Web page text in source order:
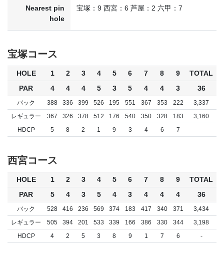
Nearest pin
hole
宝塚：9 西宮：6 芦屋：2 六甲：7
宝塚コース
HOLE 1 2 3 4 5 6 7 8 9
TOTAL
PAR
4 4 4 5 3 5 4 4 3 36
バック 388 336 399 526 195 551 367 353 222
3,337
レギュラー
367 326 378 512 176 540 350 328 183
3,160
HDCP
5 8 2 1 9 3 4 6 7 -
西宮コース
HOLE 1 2 3 4 5 6 7 8 9
TOTAL
PAR
5 4 3 5 4 3 4 4 4 36
バック 528 416 236 569 374 183 417 340 371
3,434
レギュラー
505 394 201 533 339 166 386 330 344
3,198
HDCP
4 2 5 3 8 9 1 7 6 -